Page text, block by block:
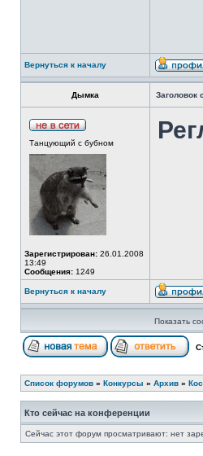
Вернуться к началу
Дымка Заголовок
Танцующий с бубном
Зарегистрирован: 26.01.2008
13:49
Сообщения: 1249
Вернуться к началу
Показать
Список форумов » Конкурсы » Архив »
Кто сейчас на конференции
Сейчас этот форум просматривают: нет